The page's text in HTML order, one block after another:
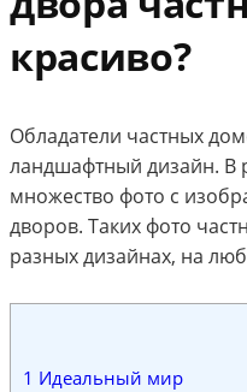
красиво?
Обладатели частных
ландшафтный дизайн. В
множество фото с
дворов. Таких фото
разных дизайнах, на
1 Идеальный мир